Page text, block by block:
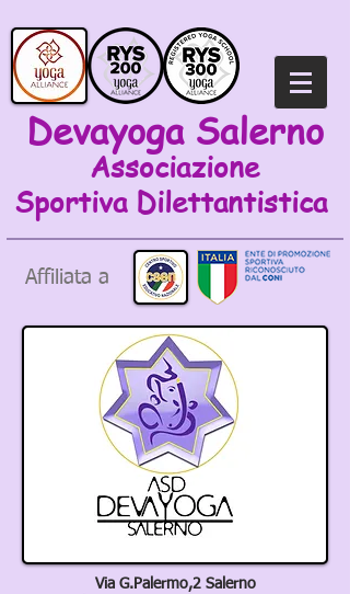
Devayoga Salerno
Associazione
Sportiva Dilettantistica
Affiliata a
Via G.Palermo,2 Salerno